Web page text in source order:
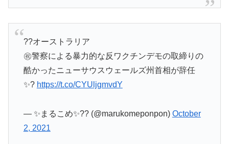
??オーストラリア
㊗️警察による暴力的な反ワクチンデモの取締りの
酷かったニューサウスウェールズ州首相が辞任
✨? https://t.co/CYUljgmvdY
— ✨まるこめ✨??️ (@marukomeponpon) October
2, 2021